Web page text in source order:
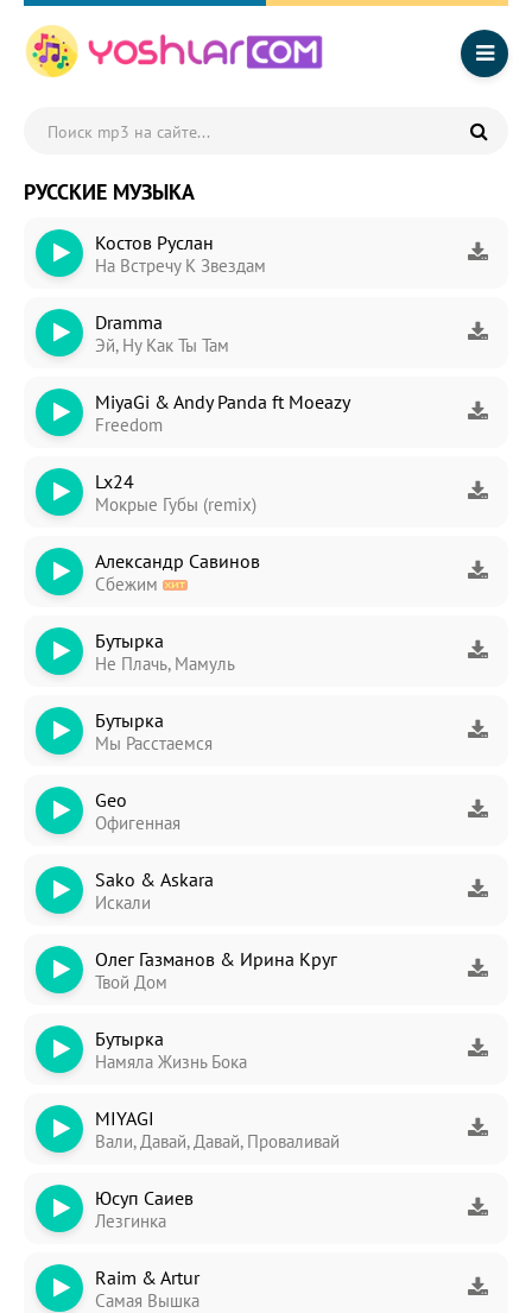
РУССКИЕ МУЗЫКА
Костов Руслан
На Встречу К Звездам
Drаmmа
Эй, Ну Как Ты Там
MiyaGi & Andy Panda ft Moeazy
Freedom
Lx24
Мокрые Губы (remix)
Александр Савинов
Сбежим
Бутырка
Не Плачь, Мамуль
Бутырка
Мы Расстаемся
Geo
Офигенная
Sаkо & Askаrа
Искали
Олег Газманов & Ирина Круг
Твой Дом
Бутырка
Намяла Жизнь Бока
MIYAGI
Вали, Давай, Давай, Проваливай
Юсуп Саиев
Лезгинка
Raim & Artur
Самая Вышка